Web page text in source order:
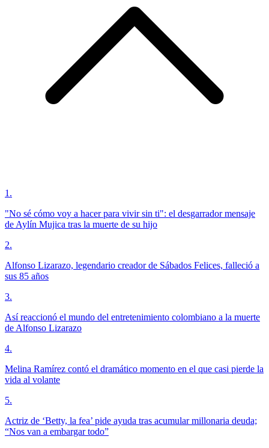
1 .
"No sé cómo voy a hacer para vivir sin ti": el desgarrador mensaje
de Aylín Mujica tras la muerte de su hijo
2.
Alfonso Lizarazo, legendario creador de Sábados Felices, falleció a
sus 85 años
3.
Así reaccionó el mundo del entretenimiento colombiano a la muerte
de Alfonso Lizarazo
4.
Melina Ramírez contó el dramático momento en el que casi pierde la
vida al volante
5.
Actriz de ‘Betty, la fea’ pide ayuda tras acumular millonaria deuda;
“Nos van a embargar todo”